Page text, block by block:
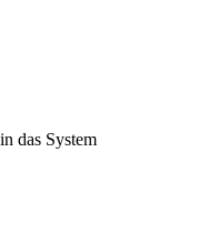
das System